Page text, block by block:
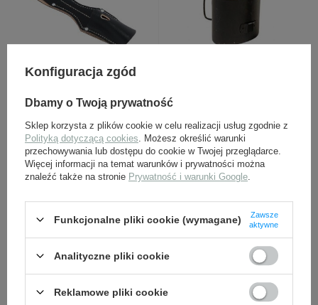
Żabka do bagnetu M84/98
89,00 zł 32,00 zł
Żabka do bagnetu M84/98
WH/SS, czarna - replika
Trok z knopikiem - replika
Nestof
Konfiguracja zgód
Dbamy o Twoją prywatność
Sklep korzysta z plików cookie w celu realizacji usług zgodnie z
Polityką dotyczącą cookies . Możesz określić warunki
przechowywania lub dostępu do cookie w Twojej przeglądarce.
Więcej informacji na temat warunków i prywatności można
znaleźć także na stronie Prywatność i warunki Google
Funkcjonalne pliki cookie (wymagane)
Zawsze
aktywne
Analityczne pliki cookie
Reklamowe pliki cookie